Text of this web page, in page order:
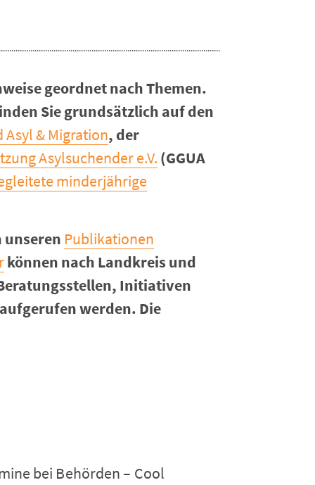
geordnet nach Themen.
Sie grundsätzlich auf den
& Migration, der
Asylsuchender e.V. (GGUA
minderjährige
Publikationen
können nach Landkreis und
Initiativen
werden. Die
bei Behörden – Cool